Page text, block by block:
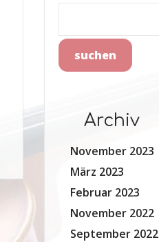
Archiv
November 2023
März 2023
Februar 2023
November 2022
September 2022